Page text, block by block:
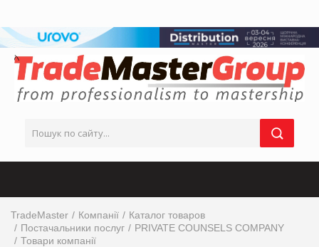
TradeMaster Компанії
Каталог товаров
Постачальники послуг
PRIVATE COUNSELS COMPANY
Товари компанії